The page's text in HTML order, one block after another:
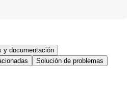
y documentación
Solución de problemas